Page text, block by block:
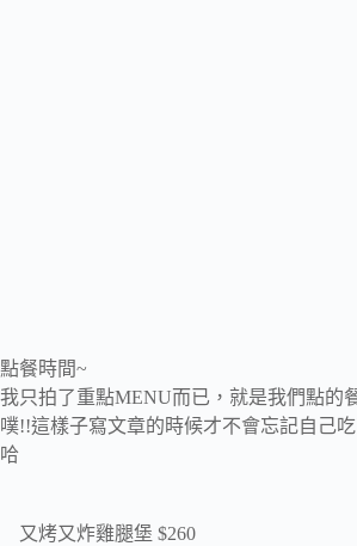
點餐時間~
我只拍了重點MENU而已，就是我們點的
噗!!這樣子寫文章的時候才不會忘記自己
哈
又烤又炸雞腿堡 $260